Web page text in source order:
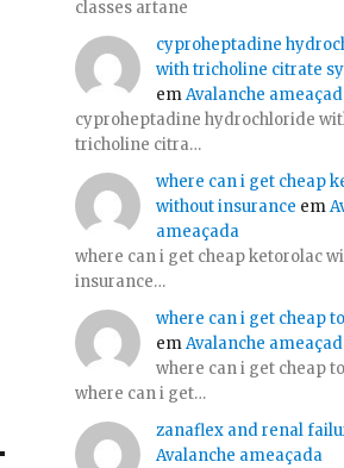
classes artane
cyproheptadine
with tricholine citrate
emAvalanche
cyproheptadine hydrochloride
tricholine citra…
where can i get cheap
without insurance em
ameaçada
where can i get cheap ketorolac
insurance…
where can i get cheap
emAvalanche
where can i get cheap
where can i get…
zanaflex and renal
Avalanche ameaçada